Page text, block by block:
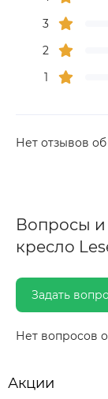
3
2
1
Нет отзывов
Вопросы и
кресло
Задать
Нет вопросов
Акции